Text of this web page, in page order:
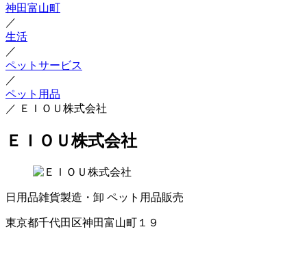
神田富山町
／
生活
／
ペットサービス
／
ペット用品
／ ＥＩＯＵ株式会社
ＥＩＯＵ株式会社
日用品雑貨製造・卸 ペット用品販売
東京都千代田区神田富山町１９